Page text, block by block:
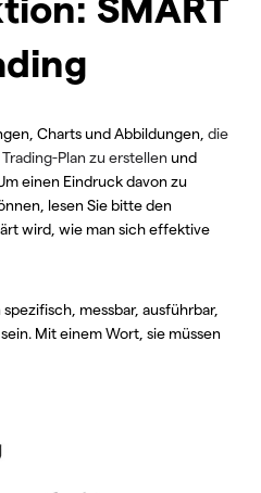
Charts und Abbildungen, die
Plan zu erstellen und
einen Eindruck davon zu
lesen Sie bitte den
wird, wie man sich effektive
messbar, ausführbar,
Mit einem Wort, sie müssen